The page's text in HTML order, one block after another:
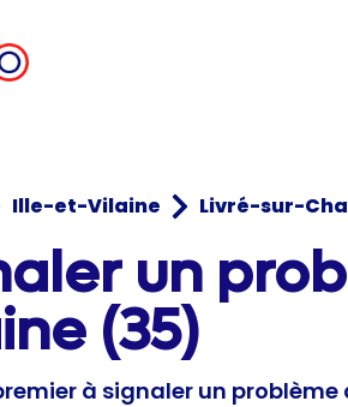
Ille-et-Vilaine Livré-sur-
un
(35)
à signaler un